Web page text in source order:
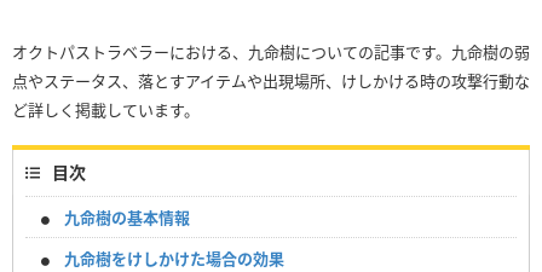
オクトパストラベラーにおける、九命樹についての記事です。九命樹の弱
点やステータス、落とすアイテムや出現場所、けしかける時の攻撃行動な
ど詳しく掲載しています。
目次
九命樹の基本情報
九命樹をけしかけた場合の効果